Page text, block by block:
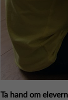
Ta hand om